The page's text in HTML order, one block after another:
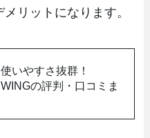
リットになります。
使いやすさ抜群！
の評判・口コミま